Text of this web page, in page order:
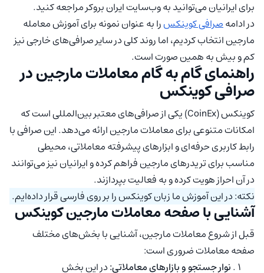
برای ایرانیان می‌توانید به وب‌سایت ایران بروکر مراجعه کنید.
در ادامهصرافی کوینکسرا به عنوان نمونه برای آموزش معامله
مارجین انتخاب کردیم، اما روند کلی در سایر صرافی‌های خارجی نیز
کم و بیش به همین صورت است.
راهنمای گام به گام معاملات مارجین در
صرافی کوینکس
کوینکس (CoinEx) یکی از صرافی‌های معتبر بین‌المللی است که
امکانات متنوعی برای معاملات مارجین ارائه می‌دهد. این صرافی با
رابط کاربری حرفه‌ای و ابزارهای پیشرفته معاملاتی، محیطی
مناسب برای تریدرهای مارجین فراهم کرده و ایرانیان نیز می‌توانند
در آن احراز هویت کرده و به فعالیت بپردازند.
نکته: در این آموزش ما زبان کوینکس را بر روی فارسی قرار داده‌ایم.
آشنایی با صفحه معاملات مارجین کوینکس
قبل از شروع معاملات مارجین، آشنایی با بخش‌های مختلف
صفحه معاملات ضروری است:
نوار جستجو و بازارهای معاملاتی:در این بخش